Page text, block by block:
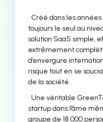
• Créé dans les
toujours le seul au
solution SaaS simple,
extrêmement
d’envergure
risque tout en se
de la société.
• Une véritable
startup dans l’âme
groupe de 18 000